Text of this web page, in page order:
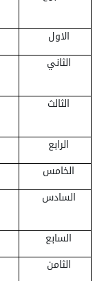
الاول
الثاني
الثالث
الرابع
الخامس
السادس
السابع
الثامن